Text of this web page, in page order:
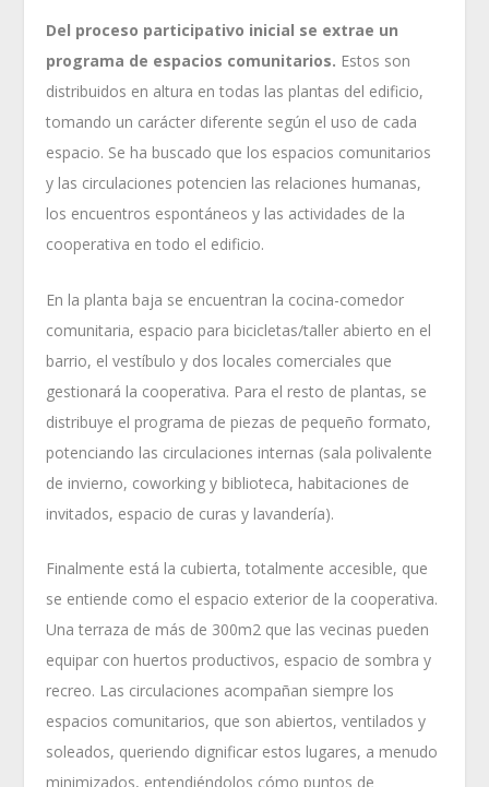
Del proceso participativo inicial se extrae un
programa de espacios comunitarios. Estos son
distribuidos en altura en todas las plantas del edificio,
tomando un carácter diferente según el uso de cada
espacio. Se ha buscado que los espacios comunitarios
y las circulaciones potencien las relaciones humanas,
los encuentros espontáneos y las actividades de la
cooperativa en todo el edificio.
En la planta baja se encuentran la cocina-comedor
comunitaria, espacio para bicicletas/taller abierto en el
barrio, el vestíbulo y dos locales comerciales que
gestionará la cooperativa. Para el resto de plantas, se
distribuye el programa de piezas de pequeño formato,
potenciando las circulaciones internas (sala polivalente
de invierno, coworking y biblioteca, habitaciones de
invitados, espacio de curas y lavandería).
Finalmente está la cubierta, totalmente accesible, que
se entiende como el espacio exterior de la cooperativa.
Una terraza de más de 300m2 que las vecinas pueden
equipar con huertos productivos, espacio de sombra y
recreo. Las circulaciones acompañan siempre los
espacios comunitarios, que son abiertos, ventilados y
soleados, queriendo dignificar estos lugares, a menudo
minimizados, entendiéndolos cómo puntos de